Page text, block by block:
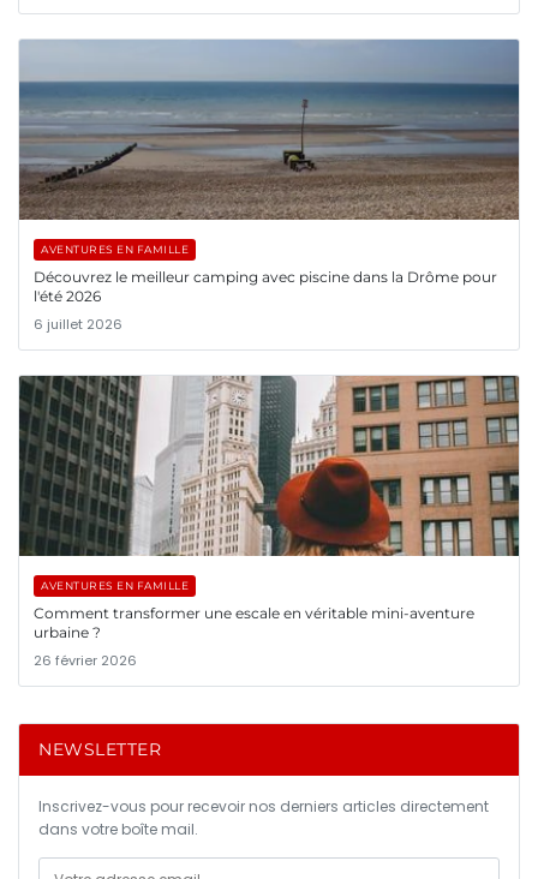
AVENTURES EN FAMILLE
Découvrez le meilleur camping avec piscine dans la Drôme pour
l'été 2026
6 juillet 2026
AVENTURES EN FAMILLE
Comment transformer une escale en véritable mini-aventure
urbaine ?
26 février 2026
NEWSLETTER
Inscrivez-vous pour recevoir nos derniers articles directement
dans votre boîte mail.